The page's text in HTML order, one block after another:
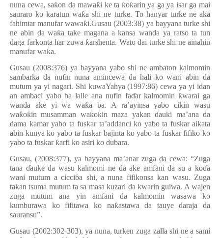
nuna cewa, saƙon da mawaƙi ke ta ƙoƙarin ya ga ya isar ga mai
sauraro ko karatun waƙa shi ne turke. To hanyar turke ne aka
fahimtar manufar wawaƙi.Gusau (2003:38) ya bayyana turke shi
ne abin da waƙa take magana a kansa wanda ya ratso ta tun
daga farkonta har zuwa ƙarshenta. Wato dai turke shi ne ainahin
manufar waƙa.
Gusau (2008:376) ya bayyana yabo shi ne ambaton kalmomin
sambarka da nufin nuna amincewa da hali ko wani abin da
mutum ya yi nagari. Shi kuwaYahya (1997:86) cewa ya yi idan
an ambaci yabo ba lalle ana nufin faɗar kalmomin ƙwarai ga
wanda ake yi wa waƙa ba. A ra’ayinsa yabo cikin wasu
waƙoƙin musamman waƙoƙin maza yakanɗauki ma’ana da
dama kamar yabo ta fuskar ta’addanci ko yabo ta fuskar aikata
abin kunya ko yabo ta fuskar bajinta ko yabo ta fuskar fifiko ko
yabo ta fuskarƙarfi ko asiri ko dubara.
Gusau, (2008:377), ya bayyana ma’anar zuga da cewa: “Zuga
tana ɗauke da wasu kalmomi ne da ake amfani da su a koɗa
wani mutum a cicciɓa shi, a nuna fifikonsa kan wasu. Zuga
takan tsuma mutum ta sa masa kuzari da kwarin guiwa. A wajen
zuga mutum ana yin amfani da kalmomin wasawa ko
kumburawa ko fifitawa ko naƙastawa da tauye daraja da
sauransu”.
Gusau (2002:302-303), ya nuna, turken zuga zalla shi ne a sami